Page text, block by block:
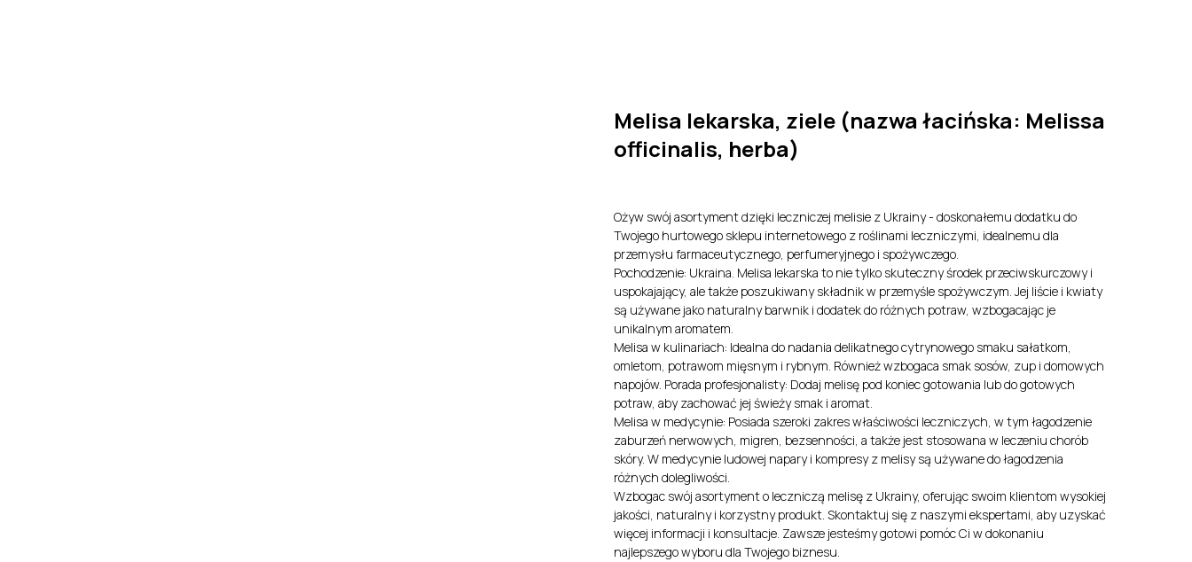
Melisa lekarska, ziele (nazwa łacińska: Melissa
officinalis, herba)
Ożyw swój asortyment dzięki leczniczej melisie z Ukrainy - doskonałemu dodatku do
Twojego hurtowego sklepu internetowego z roślinami leczniczymi, idealnemu dla
przemysłu farmaceutycznego, perfumeryjnego i spożywczego.
Pochodzenie: Ukraina. Melisa lekarska to nie tylko skuteczny środek przeciwskurczowy i
uspokajający, ale także poszukiwany składnik w przemyśle spożywczym. Jej liście i kwiaty
są używane jako naturalny barwnik i dodatek do różnych potraw, wzbogacając je
unikalnym aromatem.
Melisa w kulinariach: Idealna do nadania delikatnego cytrynowego smaku sałatkom,
omletom, potrawom mięsnym i rybnym. Również wzbogaca smak sosów, zup i domowych
napojów. Porada profesjonalisty: Dodaj melisę pod koniec gotowania lub do gotowych
potraw, aby zachować jej świeży smak i aromat.
Melisa w medycynie: Posiada szeroki zakres właściwości leczniczych, w tym łagodzenie
zaburzeń nerwowych, migren, bezsenności, a także jest stosowana w leczeniu chorób
skóry. W medycynie ludowej napary i kompresy z melisy są używane do łagodzenia
różnych dolegliwości.
Wzbogac swój asortyment o leczniczą melisę z Ukrainy, oferując swoim klientom wysokiej
jakości, naturalny i korzystny produkt. Skontaktuj się z naszymi ekspertami, aby uzyskać
więcej informacji i konsultacje. Zawsze jesteśmy gotowi pomóc Ci w dokonaniu
najlepszego wyboru dla Twojego biznesu.